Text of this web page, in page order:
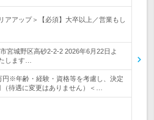
アアップ＞【必須】大卒以上／営業もし
宮城野区高砂2-2-2 2026年6月22日よ
します…
円※年齢・経験・資格等を考慮し、決定
待遇に変更はありません）＜…